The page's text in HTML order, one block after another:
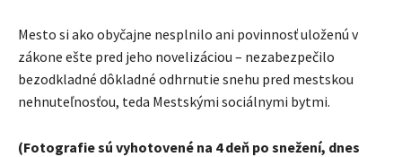
Mesto si ako obyčajne nesplnilo ani povinnosť uloženú v
zákone ešte pred jeho novelizáciou – nezabezpečilo
bezodkladné dôkladné odhrnutie snehu pred mestskou
nehnuteľnosťou, teda Mestskými sociálnymi bytmi.
(Fotografie sú vyhotovené na 4 deň po snežení, dnes